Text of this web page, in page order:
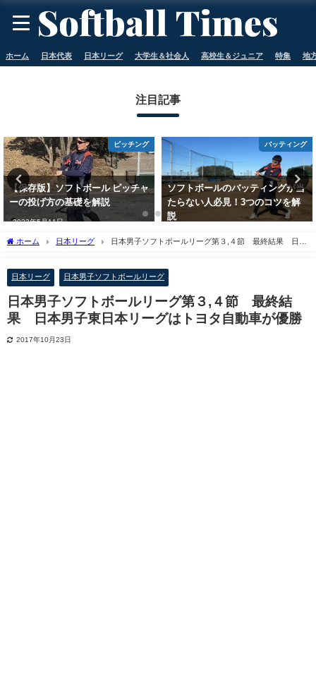
ホーム 日本代表 日本リーグ 大学生＆社会人 高校生＆ジュニア 特集 地
注目記事
ピッチング
【保存版】ソフトボール ピッチャ
ーの投げ方の基礎を解説
2023年5月11日
バッティング
ソフトボールのバッティングが当
たらない人必見！3つのコツを解
説
ホーム 日本リーグ
日本男子ソフトボールリーグ第３,４節 最終結果 日本
日本リーグ 日本男子ソフトボールリーグ
日本男子ソフトボールリーグ第３,４節 最終結
果 日本男子東日本リーグはトヨタ自動車が優勝
2017年10月23日